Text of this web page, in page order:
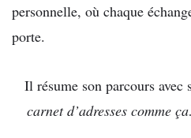
personnelle, où chaque
porte.
Il résume son parcours
carnet d’adresses comme